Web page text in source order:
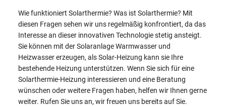
Wie funktioniert Solarthermie? Was ist Solarthermie? Mit
diesen Fragen sehen wir uns regelmäßig konfrontiert, da das
Interesse an dieser innovativen Technologie stetig ansteigt.
Sie können mit der Solaranlage Warmwasser und
Heizwasser erzeugen, als Solar-Heizung kann sie Ihre
bestehende Heizung unterstützen. Wenn Sie sich für eine
Solarthermie-Heizung interessieren und eine Beratung
wünschen oder weitere Fragen haben, helfen wir Ihnen gerne
weiter. Rufen Sie uns an, wir freuen uns bereits auf Sie.